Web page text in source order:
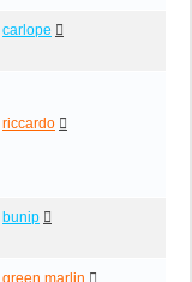
carlope
riccardo
bunip
green marlin